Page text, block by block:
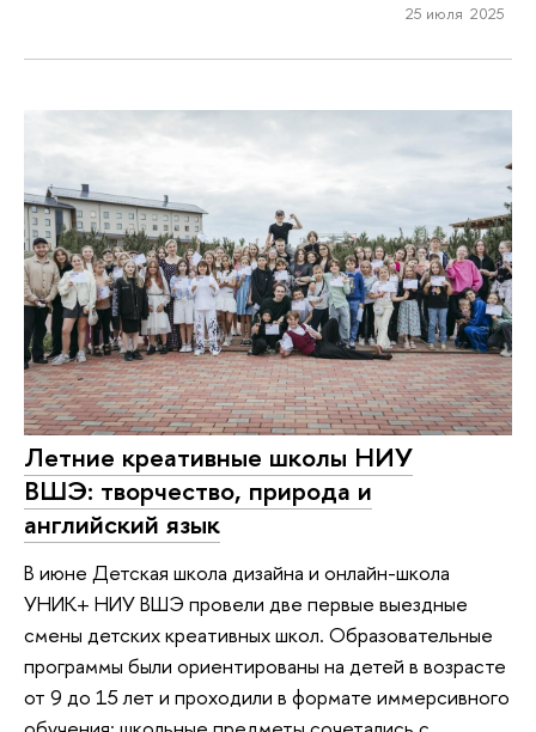
25 июля 2025
Летние креативные школы НИУ
ВШЭ: творчество, природа и
английский язык
В июне Детская школа дизайна и онлайн-школа
УНИК+ НИУ ВШЭ провели две первые выездные
смены детских креативных школ. Образовательные
программы были ориентированы на детей в возрасте
от 9 до 15 лет и проходили в формате иммерсивного